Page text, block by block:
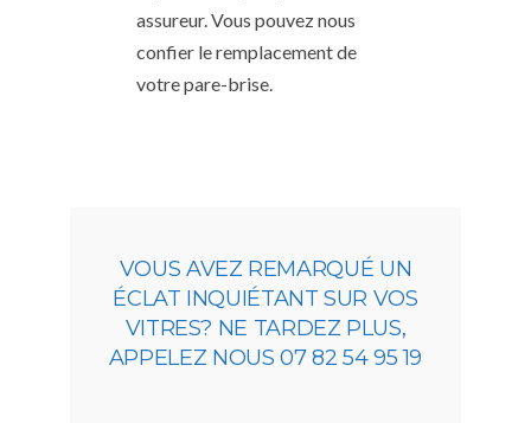
assureur. Vous pouvez nous
confier le remplacement de
votre pare-brise.
VOUS AVEZ REMARQUÉ UN
ÉCLAT INQUIÉTANT SUR VOS
VITRES? NE TARDEZ PLUS,
APPELEZ NOUS 07 82 54 95 19